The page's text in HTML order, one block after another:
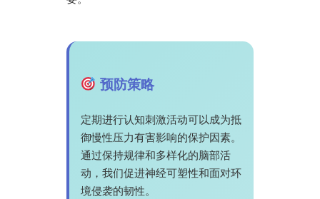
预防策略
定期进行认知刺激活动可以成为抵
御慢性压力有害影响的保护因素。
通过保持规律和多样化的脑部活
动，我们促进神经可塑性和面对环
境侵袭的韧性。